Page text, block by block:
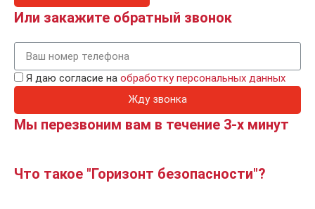
Или закажите обратный звонок
Я даю согласие на обработку персональных данных
Жду звонка
Мы перезвоним вам в течение 3-х минут
Что такое "Горизонт безопасности"?